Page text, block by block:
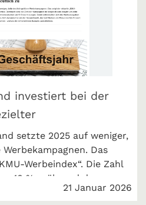
investiert bei der
setzte 2025 auf weniger,
Das
Werbeindex“. Die Zahl
10 %, während das
um 17 % stieg. Meedia
21 Januar 2026